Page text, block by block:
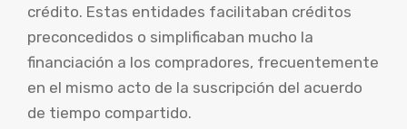
crédito. Estas entidades facilitaban créditos
preconcedidos o simplificaban mucho la
financiación a los compradores, frecuentemente
en el mismo acto de la suscripción del acuerdo
de tiempo compartido.